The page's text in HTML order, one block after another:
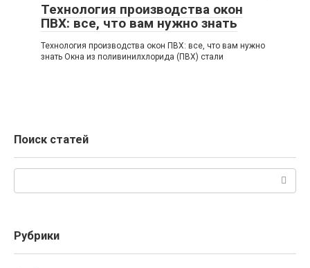
Технология производства окон
ПВХ: все, что вам нужно знать
Технология производства окон ПВХ: все, что вам нужно
знать Окна из поливинилхлорида (ПВХ) стали
Поиск статей
Рубрики